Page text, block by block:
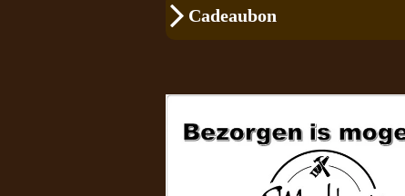
Cadeaubon